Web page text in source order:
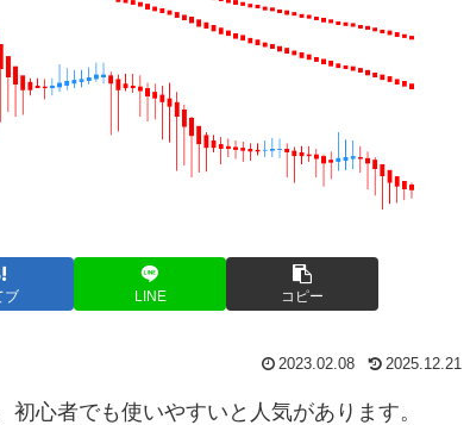
ブ LINE コピー
2023.02.08 2025.12.21
心者でも使いやすいと人気があります。